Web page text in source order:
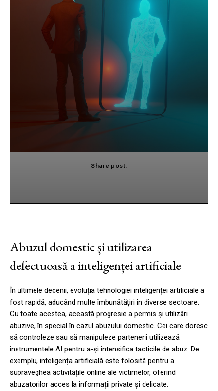
Share post:
Abuzul domestic și utilizarea
defectuoasă a inteligenței artificiale
În ultimele decenii, evoluția tehnologiei inteligenței artificiale a
fost rapidă, aducând multe îmbunătățiri în diverse sectoare.
Cu toate acestea, această progresie a permis și utilizări
abuzive, în special în cazul abuzului domestic. Cei care doresc
să controleze sau să manipuleze partenerii utilizează
instrumentele AI pentru a-și intensifica tacticile de abuz. De
exemplu, inteligența artificială este folosită pentru a
supraveghea activitățile online ale victimelor, oferind
abuzatorilor acces la informații private și delicate.